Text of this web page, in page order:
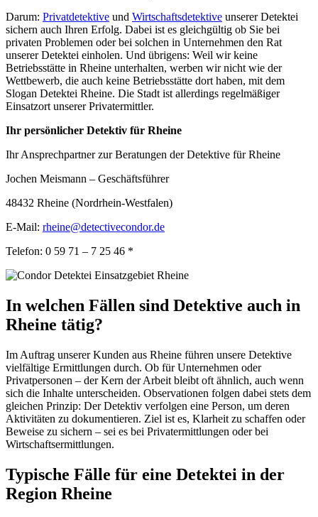
Darum: Privatdetektive und Wirtschaftsdetektive unserer Detektei
sichern auch Ihren Erfolg. Dabei ist es gleichgültig ob Sie bei
privaten Problemen oder bei solchen in Unternehmen den Rat
unserer Detektei einholen. Und übrigens: Weil wir keine
Betriebsstätte in Rheine unterhalten, werben wir nicht wie der
Wettbewerb, die auch keine Betriebsstätte dort haben, mit dem
Slogan Detektei Rheine. Die Stadt ist allerdings regelmäßiger
Einsatzort unserer Privatermittler.
Ihr persönlicher Detektiv für Rheine
Ihr Ansprechpartner zur Beratungen der Detektive für Rheine
Jochen Meismann – Geschäftsführer
48432 Rheine (Nordrhein-Westfalen)
E-Mail: rheine@detectivecondor.de
Telefon: 0 59 71 – 7 25 46 *
In welchen Fällen sind Detektive auch in
Rheine tätig?
Im Auftrag unserer Kunden aus Rheine führen unsere Detektive
vielfältige Ermittlungen durch. Ob für Unternehmen oder
Privatpersonen – der Kern der Arbeit bleibt oft ähnlich, auch wenn
sich die Inhalte unterscheiden. Observationen folgen dabei stets dem
gleichen Prinzip: Der Detektiv verfolgen eine Person, um deren
Aktivitäten zu dokumentieren. Ziel ist es, Klarheit zu schaffen oder
Beweise zu sichern – sei es bei Privatermittlungen oder bei
Wirtschaftsermittlungen.
Typische Fälle für eine Detektei in der
Region Rheine